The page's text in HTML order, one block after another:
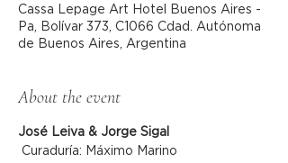
Cassa Lepage Art Hotel Buenos Aires -
Pa, Bolívar 373, C1066 Cdad. Autónoma
de Buenos Aires, Argentina
About the event
José Leiva & Jorge Sigal
Curaduría: Máximo Marino